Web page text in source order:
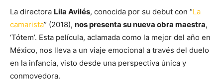
La directora Lila Avilés, conocida por su debut con “La
camarista” (2018), nos presenta su nueva obra maestra,
‘Tótem’. Esta película, aclamada como la mejor del año en
México, nos lleva a un viaje emocional a través del duelo
en la infancia, visto desde una perspectiva única y
conmovedora.